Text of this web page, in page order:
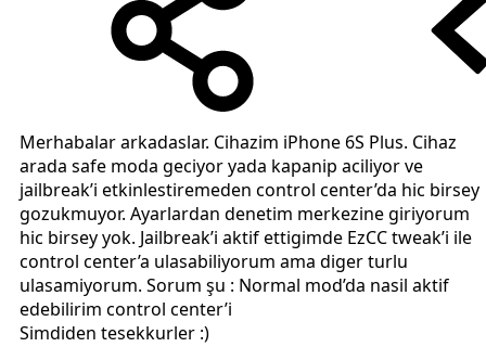
Merhabalar arkadaslar. Cihazim iPhone 6S Plus. Cihaz
arada safe moda geciyor yada kapanip aciliyor ve
jailbreak’i etkinlestiremeden control center’da hic birsey
gozukmuyor. Ayarlardan denetim merkezine giriyorum
hic birsey yok. Jailbreak’i aktif ettigimde EzCC tweak’i ile
control center’a ulasabiliyorum ama diger turlu
ulasamiyorum. Sorum şu : Normal mod’da nasil aktif
edebilirim control center’i
Simdiden tesekkurler :)